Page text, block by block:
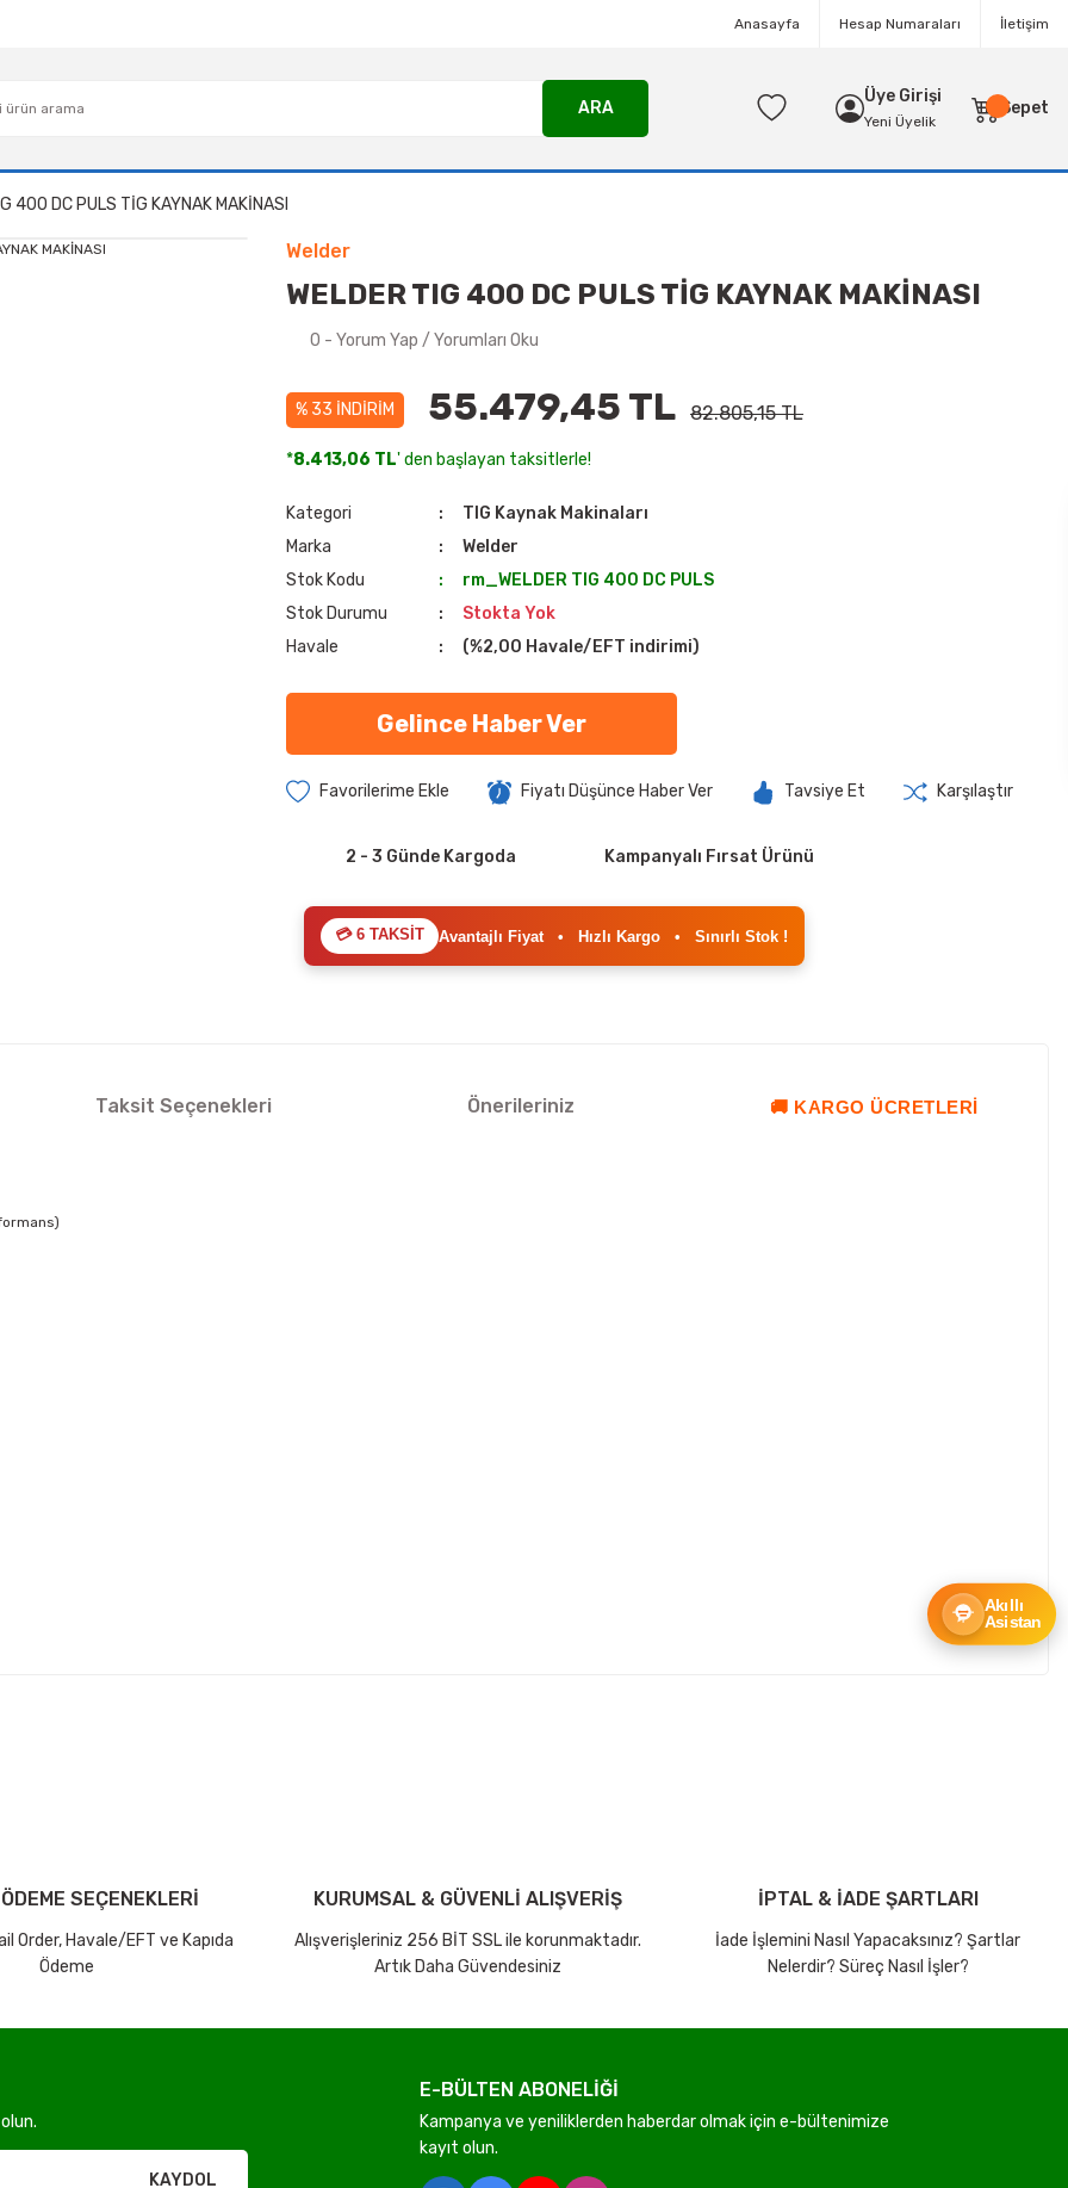
Anasayfa Hesap Numaraları İletişim
ARA
Üye Girişi
Yeni Üyelik
Sepet
400 DC PULS TİG KAYNAK MAKİNASI
Welder
WELDER TIG 400 DC PULS TİG KAYNAK MAKİNASI
0 - Yorum Yap / Yorumları Oku
% 33 İNDİRİM 55.479,45 TL 82.805,15 TL
*8.413,06 TL' den başlayan taksitlerle!
Kategori
TIG Kaynak Makinaları
Marka
Welder
Stok Kodu
rm_WELDER TIG 400 DC PULS
Stok Durumu
Stokta Yok
Havale
(%2,00 Havale/EFT indirimi)
Gelince Haber Ver
Fiyatı Düşünce Haber Ver Tavsiye Et Karşılaştır
2 - 3 Günde Kargoda Kampanyalı Fırsat Ürünü
💳 6 TAKSİT Avantajlı Fiyat • Hızlı Kargo • Sınırlı Stok !
Taksit Seçenekleri Önerileriniz 🚚 KARGO ÜCRETLERI
SEÇENEKLERİ
Order, Havale/EFT ve Kapıda
Ödeme
KURUMSAL & GÜVENLİ ALIŞVERİŞ
Alışverişleriniz 256 BİT SSL ile korunmaktadır.
Artık Daha Güvendesiniz
İPTAL & İADE ŞARTLARI
İade İşlemini Nasıl Yapacaksınız? Şartlar
Nelerdir? Süreç Nasıl İşler?
KAYDOL
E-BÜLTEN ABONELİĞİ
Kampanya ve yeniliklerden haberdar olmak için e-bültenimize
kayıt olun.
Akıllı
Asistan